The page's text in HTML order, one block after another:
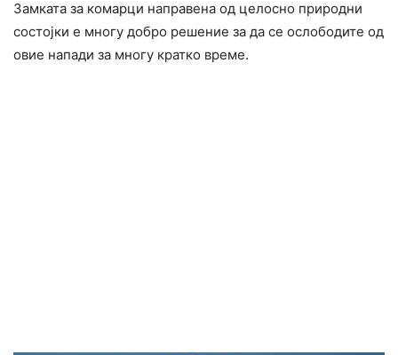
Замката за комарци направена од целосно природни
состојки е многу добро решение за да се ослободите од
овие напади за многу кратко време.